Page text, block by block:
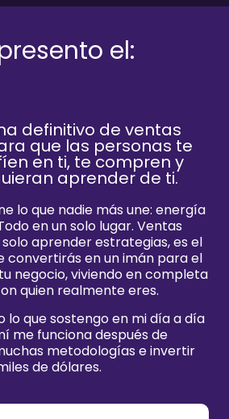
el:
definitivo de ventas
que las personas te
en ti, te compren y
aprender de ti.
lo que nadie más une: energía
en un solo lugar. Ventas
aprender estrategias, es el
convertirás en un imán para el
negocio, viviendo en completa
quien realmente eres.
que sostengo en mi día a día
me funciona después de
metodologías e invertir
de dólares.